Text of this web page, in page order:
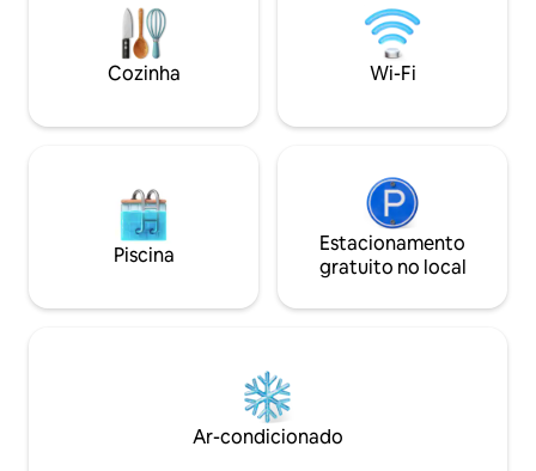
roupa, geladeira, placa de indução,
airfryer, micro-ondas, torradeira,
Nespresso, chaleira, produtos básicos,
lençóis e toalhas fornecidos.
Cozinha Wi-Fi
Piscina
Estacionamento
gratuito no local
Ar-condicionado